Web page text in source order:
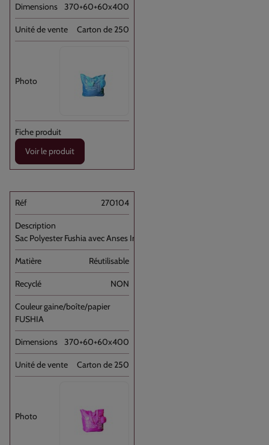
370+60+60x400
Carton de 250
Voir le produit
270104
Sac Polyester Fushia avec Anses Imprimé [...]
Réutilisable
NON
FUSHIA
370+60+60x400
Carton de 250